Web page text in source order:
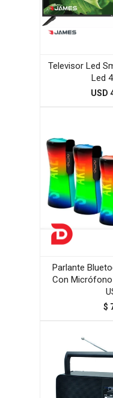
Televisor Led
Led
USD
Parlante
Con
$